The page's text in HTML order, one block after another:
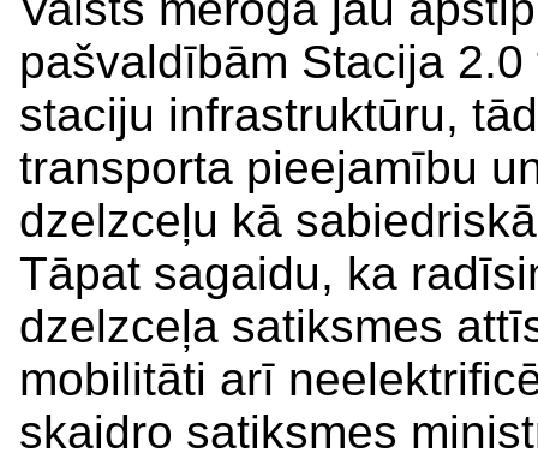
pašvaldībām Stacija
staciju infrastruktūru,
transporta pieejamību
dzelzceļu kā
Tāpat sagaidu, ka
dzelzceļa satiksmes
mobilitāti arī
skaidro satiksmes